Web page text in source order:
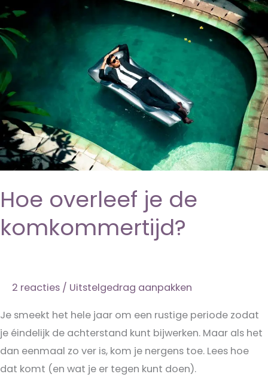
Zeigarnik-
effect
kunt
voorkomen
Hoe overleef je de
komkommertijd?
2 reacties / Uitstelgedrag aanpakken
Je smeekt het hele jaar om een rustige periode zodat
je éindelijk de achterstand kunt bijwerken. Maar als het
dan eenmaal zo ver is, kom je nergens toe. Lees hoe
dat komt (en wat je er tegen kunt doen).